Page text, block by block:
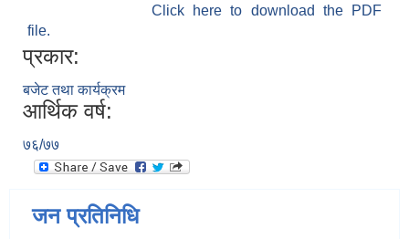
Click here to download the PDF
file.
प्रकार:
बजेट तथा कार्यक्रम
आर्थिक वर्ष:
७६/७७
जन प्रतिनिधि